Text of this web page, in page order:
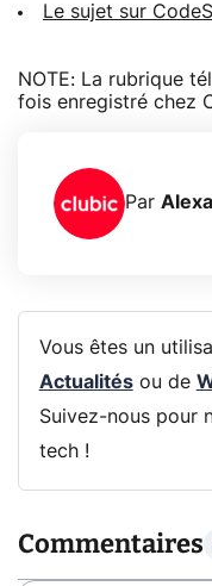
Le sujet sur
NOTE: La rubrique
fois enregistré chez
Par
Vous êtes un
Actualitésou de
Suivez-nous pour
tech !
Commentaires